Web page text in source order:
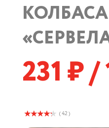
231 /
( 42 )